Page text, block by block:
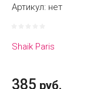
Артикул: нет
Shaik Paris
385 руб.